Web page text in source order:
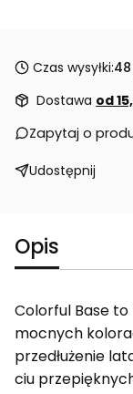
Czas wysyłki:
Dostawa od
Zapytaj o
Udostępnij
Opis
Colorful Base
mocnych
przedłużenie
ciu